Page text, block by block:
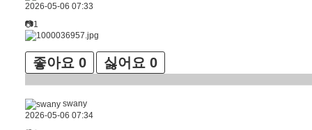
2026-05-06 07:33
📷1
좋아요 0 싫어요 0
swany
2026-05-06 07:34